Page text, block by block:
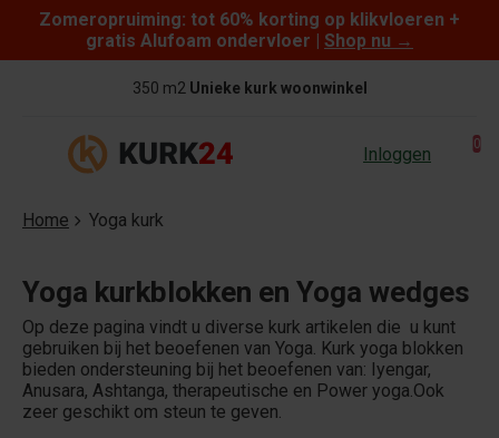
Skip to content
Zomeropruiming: tot 60% korting op klikvloeren +
gratis Alufoam ondervloer | Shop nu →
350 m2 Unieke kurk woonwinkel
Inloggen 0
Home Yoga kurk
Yoga kurkblokken en Yoga wedges
Op deze pagina vindt u diverse kurk artikelen die u kunt
gebruiken bij het beoefenen van Yoga. Kurk yoga blokken
bieden ondersteuning bij het beoefenen van: Iyengar,
Anusara, Ashtanga, therapeutische en Power yoga.Ook
zeer geschikt om steun te geven.